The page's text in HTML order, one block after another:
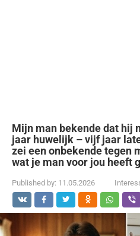
Mijn man bekende dat hij
jaar huwelijk – vijf jaar
zei een onbekende tegen
wat je man voor jou heeft
Published by: 11.05.2026